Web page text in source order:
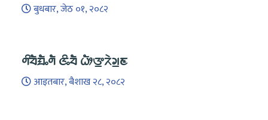
बुधबार, जेठ ०१, २०८२
ᤛᤡᤔᤠᤀᤠᤱᤛᤠ ᤜᤡᤱᤔᤠ ᤐᤥᤅ᤻ᤖᤧᤆ᤻ᤇ
आइतबार, बैशाख २८, २०८२